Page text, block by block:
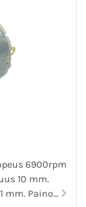
6900rpm
10 mm.
Paino...